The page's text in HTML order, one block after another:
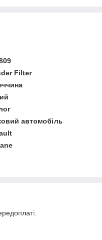
Filter
автомобіль